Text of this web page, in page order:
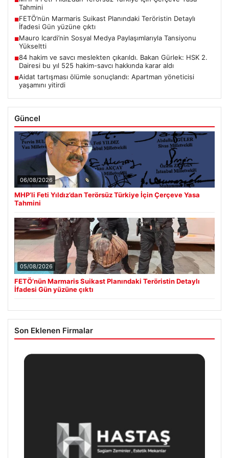
Tahmini
■FETÖ’nün Marmaris Suikast Planındaki Teröristin Detaylı
İfadesi Gün yüzüne çıktı
■Mauro Icardi’nin Sosyal Medya Paylaşımlarıyla Tansiyonu
Yükseltti
■84 hakim ve savcı meslekten çıkarıldı. Bakan Gürlek: HSK 2.
Dairesi bu yıl 525 hakim-savcı hakkında karar aldı
■Aidat tartışması ölümle sonuçlandı: Apartman yöneticisi
yaşamını yitirdi
Güncel
06/08/2026
MHP’li Feti Yıldız’dan Terörsüz Türkiye İçin Çerçeve Yasa
Tahmini
05/08/2026
FETÖ’nün Marmaris Suikast Planındaki Teröristin Detaylı
İfadesi Gün yüzüne çıktı
Son Eklenen Firmalar